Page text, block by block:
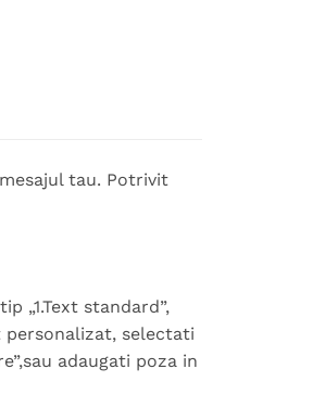
tau. Potrivit
„1.Text standard”,
selectati
adaugati poza in